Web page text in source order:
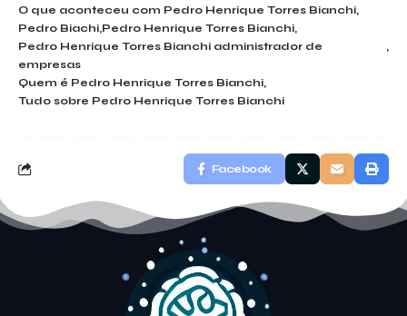
O que aconteceu com Pedro Henrique Torres Bianchi
Pedro Biachi Pedro Henrique Torres Bianchi
Pedro Henrique Torres Bianchi administrador de
empresas
Quem é Pedro Henrique Torres Bianchi
Tudo sobre Pedro Henrique Torres Bianchi
Facebook